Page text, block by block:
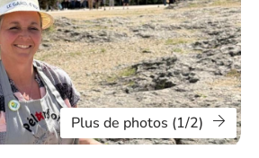
Plus de photos (1/2)